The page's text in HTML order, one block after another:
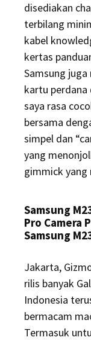
disediakan
terbilang
kabel
kertas
Samsung
kartu perdana
saya rasa
bersama
simpel dan
yang
gimmick
Samsung
Pro Camera
Samsung
Jakarta,
rilis banyak
Indonesia
bermacam
Termasuk